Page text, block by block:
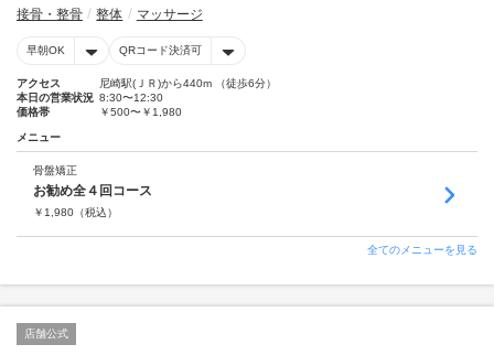
接骨・整骨 整体 マッサージ
早朝OK QRコード決済可
アクセス
尼崎駅(ＪＲ)から440m （徒歩6分）
本日の営業状況 8:30〜12:30
価格帯
￥500〜￥1,980
メニュー
骨盤矯正
お勧め全４回コース
￥ 1,980 （税込）
全てのメニューを見る
店舗公式